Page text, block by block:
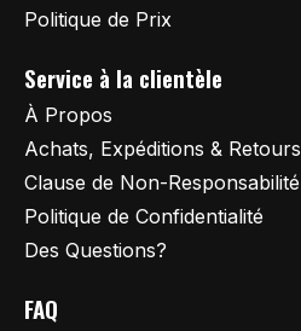
Politique de Prix
Service à la clientèle
À Propos
Achats, Expéditions & Retours
Clause de Non-Responsabilité
Politique de Confidentialité
Des Questions?
FAQ